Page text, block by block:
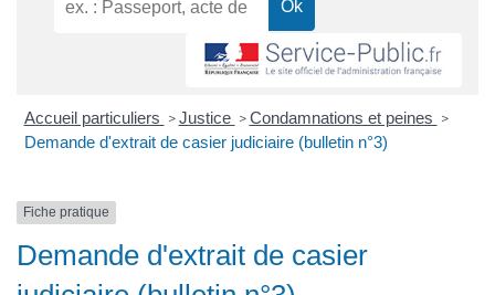
Accueil particuliers > Justice > Condamnations et peines >
Demande d'extrait de casier judiciaire (bulletin n°3)
Fiche pratique
Demande d'extrait de casier